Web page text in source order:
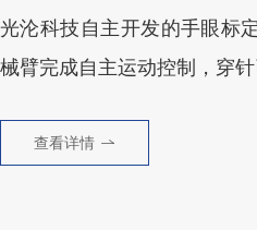
光沦科技自主开发的手眼标
械臂完成自主运动控制，穿针
查看详情